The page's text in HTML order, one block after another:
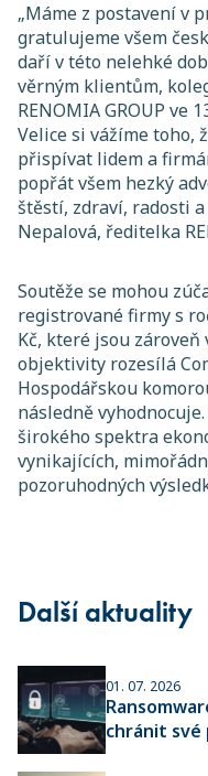
„Máme z postavení v
gratulujeme všem
daří v této nelehké
věrným klientům,
RENOMIA GROUP ve
Velice si vážíme toho,
přispívat lidem a
popřát všem hezký
štěstí, zdraví, radosti
Nepalová, ředitelka
Soutěže se mohou
registrované firmy s
Kč, které jsou zároveň
objektivity rozesílá
Hospodářskou
následně
širokého spektra
vynikajících,
pozoruhodných
Další aktuality
01. 07. 2026
chránit své